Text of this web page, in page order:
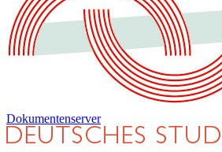
Dokumentenserver